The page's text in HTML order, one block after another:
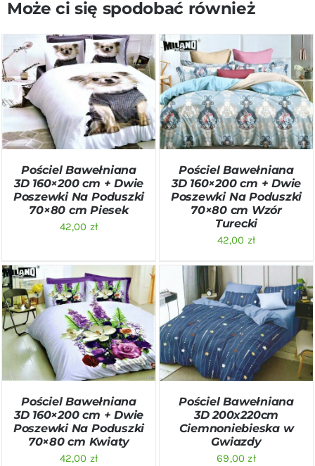
Może ci się spodobać również
DODAJ DO KOSZYKA
/
SZCZEGÓŁY
Pościel Bawełniana
3D 160×200 cm + Dwie
Poszewki Na Poduszki
70×80 cm Piesek
42,00 zł
DODAJ DO KOSZYKA
/
SZCZEGÓŁY
Pościel Bawełniana
3D 160×200 cm + Dwie
Poszewki Na Poduszki
70×80 cm Wzór
Turecki
42,00 zł
DODAJ DO KOSZYKA
/
SZCZEGÓŁY
Pościel Bawełniana
3D 160×200 cm + Dwie
Poszewki Na Poduszki
70×80 cm Kwiaty
42,00 zł
DODAJ DO KOSZYKA
/
SZCZEGÓŁY
Pościel Bawełniana
3D 200x220cm
Ciemnoniebieska w
Gwiazdy
69,00zł